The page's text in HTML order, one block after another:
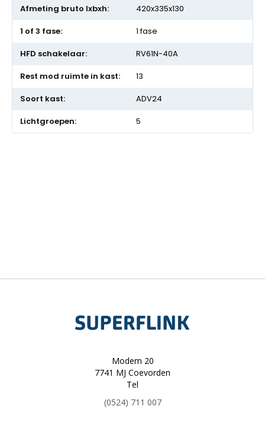
420x335x130
1 fase
RV61N-40A
13
ADV24
5
Modem 20
7741 MJ Coevorden
Tel
(0524) 711 007